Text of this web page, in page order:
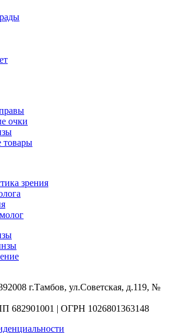
очки
товары
зрения
г.Тамбов, ул.Советская, д.119, №
682901001 | ОГРН 1026801363148